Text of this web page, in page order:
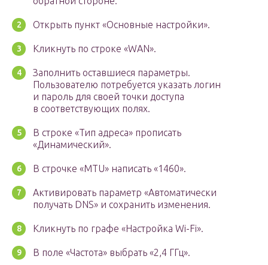
Открыть пункт «Основные настройки».
Кликнуть по строке «WAN».
Заполнить оставшиеся параметры.
Пользователю потребуется указать логин
и пароль для своей точки доступа
в соответствующих полях.
В строке «Тип адреса» прописать
«Динамический».
В строчке «MTU» написать «1460».
Активировать параметр «Автоматически
получать DNS» и сохранить изменения.
Кликнуть по графе «Настройка Wi-Fi».
В поле «Частота» выбрать «2,4 ГГц».